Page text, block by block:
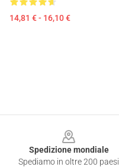
14,81 € - 16,10 €
Spedizione mondiale
Spediamo in oltre 200 paesi